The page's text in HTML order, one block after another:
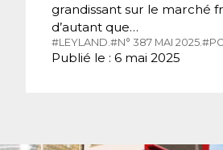
grandissant sur le marché
d’autant que…
#LEYLAND. #N° 387 MAI 2025.
Publié le : 6 mai 2025